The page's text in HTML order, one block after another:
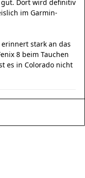
Dort wird definitiv
im Garmin-
erinnert stark an das
8 beim Tauchen
es in Colorado nicht